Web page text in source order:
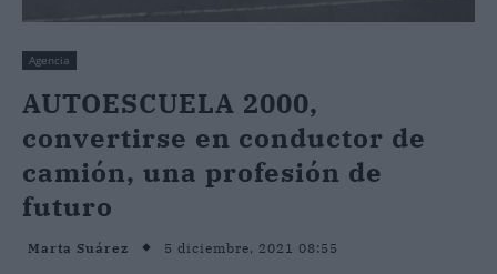
Agencia
AUTOESCUELA 2000,
convertirse en conductor de
camión, una profesión de
futuro
Marta Suárez 5 diciembre, 2021 08:55